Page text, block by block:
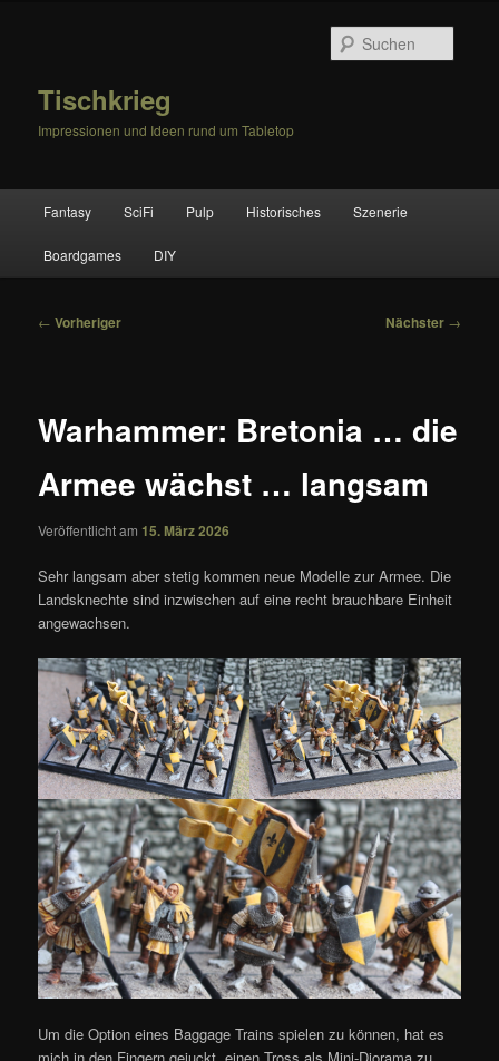
Tischkrieg
Impressionen und Ideen rund um Tabletop
Fantasy SciFi Pulp Historisches Szenerie
Boardgames DIY
Beitragsnavigation
← Vorheriger Nächster →
Warhammer: Bretonia … die
Armee wächst … langsam
Veröffentlicht am 15. März 2026
Sehr langsam aber stetig kommen neue Modelle zur Armee. Die
Landsknechte sind inzwischen auf eine recht brauchbare Einheit
angewachsen.
Um die Option eines Baggage Trains spielen zu können, hat es
mich in den Fingern gejuckt, einen Tross als Mini-Diorama zu